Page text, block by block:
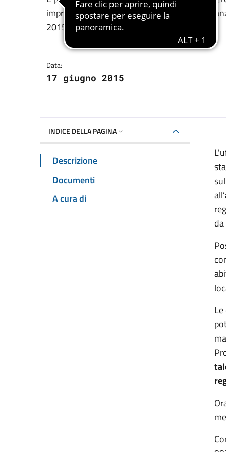
improrogabilmente regolarizzate anche le
2015.
Data:
17 giugno 2015
INDICE DELLA PAGINA
Descrizione
Documenti
A cura di
all’